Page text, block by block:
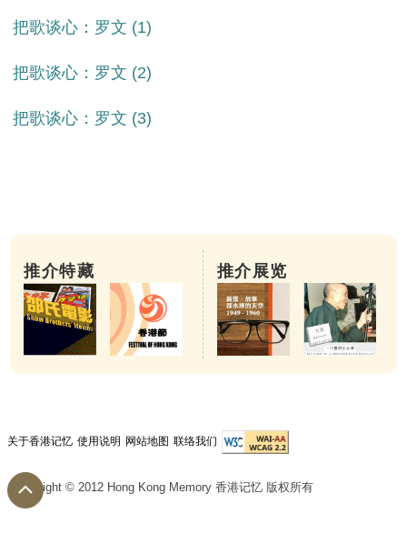
把歌谈心：罗文 (1)
把歌谈心：罗文 (2)
把歌谈心：罗文 (3)
推介特藏 推介展览
关于香港记忆 使用说明 网站地图 联络我们
Copyright © 2012 Hong Kong Memory 香港记忆 版权所有